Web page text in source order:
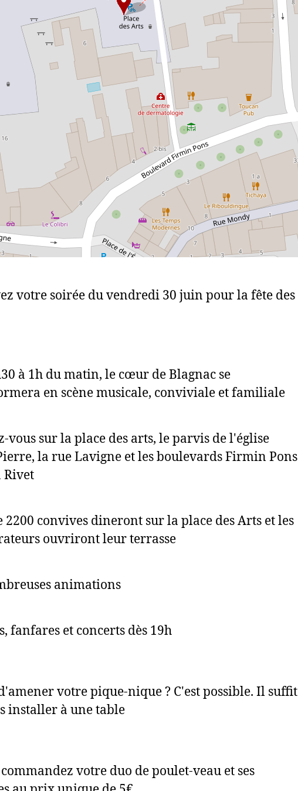
votre soirée du vendredi 30 juin pour la fête des
à 1h du matin, le cœur de Blagnac se
en scène musicale, conviviale et familiale
vous sur la place des arts, le parvis de l'église
la rue Lavigne et les boulevards Firmin Pons
Rivet
2200 convives dineront sur la place des Arts et les
ouvriront leur terrasse
animations
fanfares et concerts dès 19h
votre pique-nique ? C'est possible. Il suffit
installer à une table
votre duo de poulet-veau et ses